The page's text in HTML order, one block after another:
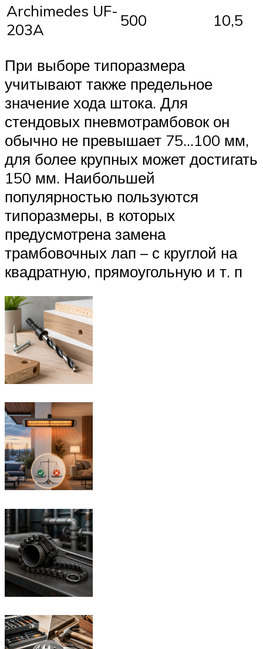
Archimedes UF-
203A
500 10,5
При выборе типоразмера
учитывают также предельное
значение хода штока. Для
стендовых пневмотрамбовок он
обычно не превышает 75…100 мм,
для более крупных может достигать
150 мм. Наибольшей
популярностью пользуются
типоразмеры, в которых
предусмотрена замена
трамбовочных лап – с круглой на
квадратную, прямоугольную и т. п